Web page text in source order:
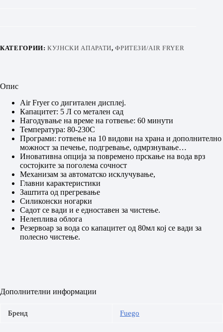
КАТЕГОРИИ:КУЈНСКИ АПАРАТИ,ФРИТЕЗИ/AIR FRYER
Опис
Air Fryer со дигитален дисплеј.
Капацитет: 5 Л со метален сад
Нагодување на време на готвење: 60 минути
Температура: 80-230С
Програми: готвење на 10 видови на храна и дополнително
можност за печење, подгревање, одмрзнување…
Иновативна опција за повремено прскање на вода врз
состојките за поголема сочност
Механизам за автоматско исклучување,
Главни карактеристики
Заштита од прегревање
Силиконски ногарки
Садот се вади и е едноставен за чистење.
Нелеплива облога
Резервоар за вода со капацитет од 80мл кој се вади за
полесно чистење.
Дополнителни информации
Бренд Fuego